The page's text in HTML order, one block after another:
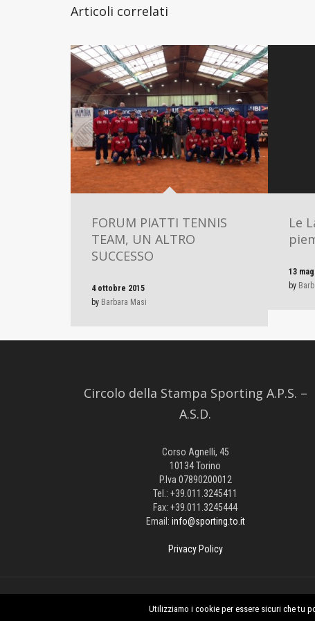
Articoli correlati
FORUM PIATTI TENNIS
TEAM, UN ALTRO
SUCCESSO
4 ottobre 2015
by Barbara Masi
Le
13
by
Circolo della Stampa Sporting A.P.S. –
A.S.D.
Corso Agnelli, 45
10134 Torino
P.Iva 07890200012
Tel.: +39.011.3245411
Fax: +39.011.3245444
Email: info@sporting.to.it
Privacy Policy
Utilizziamo i cookie per essere sicuri che tu